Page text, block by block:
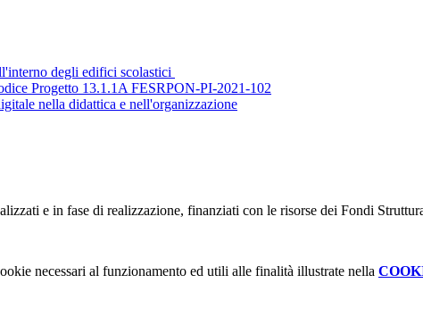
degli edifici scolastici
Progetto 13.1.1A FESRPON-PI-2021-102
nella didattica e nell'organizzazione
e in fase di realizzazione, finanziati con le risorse dei Fondi
necessari al funzionamento ed utili alle finalità illustrate nella